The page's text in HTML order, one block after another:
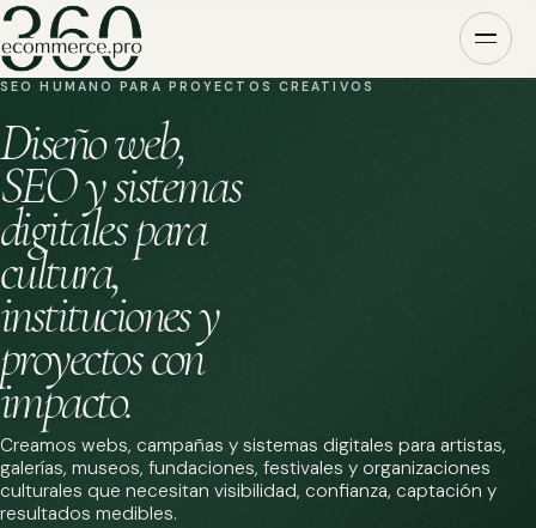
SEO HUMANO PARA PROYECTOS CREATIVOS
Diseño web,
SEO y sistemas
digitales para
cultura,
instituciones y
proyectos con
impacto.
Creamos webs, campañas y sistemas digitales para artistas,
galerías, museos, fundaciones, festivales y organizaciones
culturales que necesitan visibilidad, confianza, captación y
resultados medibles.